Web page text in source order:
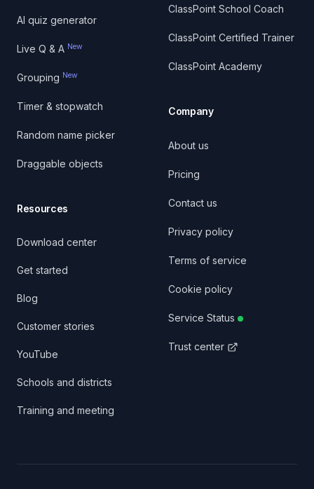
AI quiz generator
Live Q & A New
Grouping New
Timer & stopwatch
Random name picker
Draggable objects
Resources
Download center
Get started
Blog
Customer stories
YouTube
Schools and districts
Training and meeting
ClassPoint School Coach
ClassPoint Certified Trainer
ClassPoint Academy
Company
About us
Pricing
Contact us
Privacy policy
Terms of service
Cookie policy
Service Status
Trust center